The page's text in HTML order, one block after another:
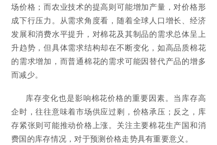
场价格；而农业技术的提高则可能增加产量，对价格形
成下行压力。从需求角度看，随着全球人口增长、经济
发展和消费水平提升，对棉花及其制品的需求总体呈上
升趋势，但具体需求结构却在不断变化，如高品质棉花
的需求增加，而普通棉花的需求可能因替代产品的增多
而减少。
库存变化也是影响棉花价格的重要因素。当库存高
企时，往往意味着市场供应过剩，价格承压；反之，库
存紧张则可能推动价格上涨。关注主要棉花生产国和消
费国的库存情况，对于预测价格走势具有重要意义。